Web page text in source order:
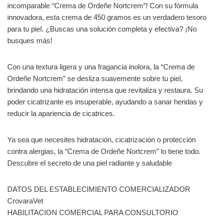
incomparable “Crema de Ordeñe Nortcrem”! Con su fórmula
innovadora, esta crema de 450 gramos es un verdadero tesoro
para tu piel. ¿Buscas una solución completa y efectiva? ¡No
busques más!
Con una textura ligera y una fragancia inolora, la “Crema de
Ordeñe Nortcrem” se desliza suavemente sobre tu piel,
brindando una hidratación intensa que revitaliza y restaura. Su
poder cicatrizante es insuperable, ayudando a sanar heridas y
reducir la apariencia de cicatrices.
Ya sea que necesites hidratación, cicatrización o protección
contra alergias, la “Crema de Ordeñe Nortcrem” lo tiene todo.
Descubre el secreto de una piel radiante y saludable
DATOS DEL ESTABLECIMIENTO COMERCIALIZADOR
CrovaraVet
HABILITACION COMERCIAL PARA CONSULTORIO